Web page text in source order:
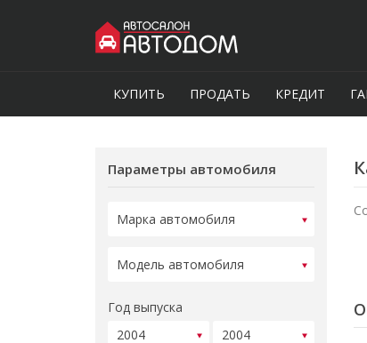
КУПИТЬ ПРОДАТЬ КРЕДИТ
Параметры автомобиля
Год выпуска